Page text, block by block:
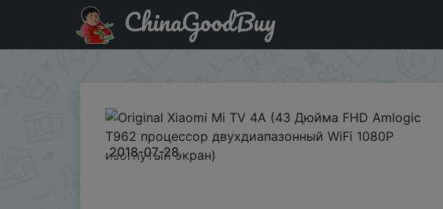
Придбати по знижці Original Xiaomi Mi TV 4A (43 Дюйма FHD
ChinaGoodBuy
2018-07-28